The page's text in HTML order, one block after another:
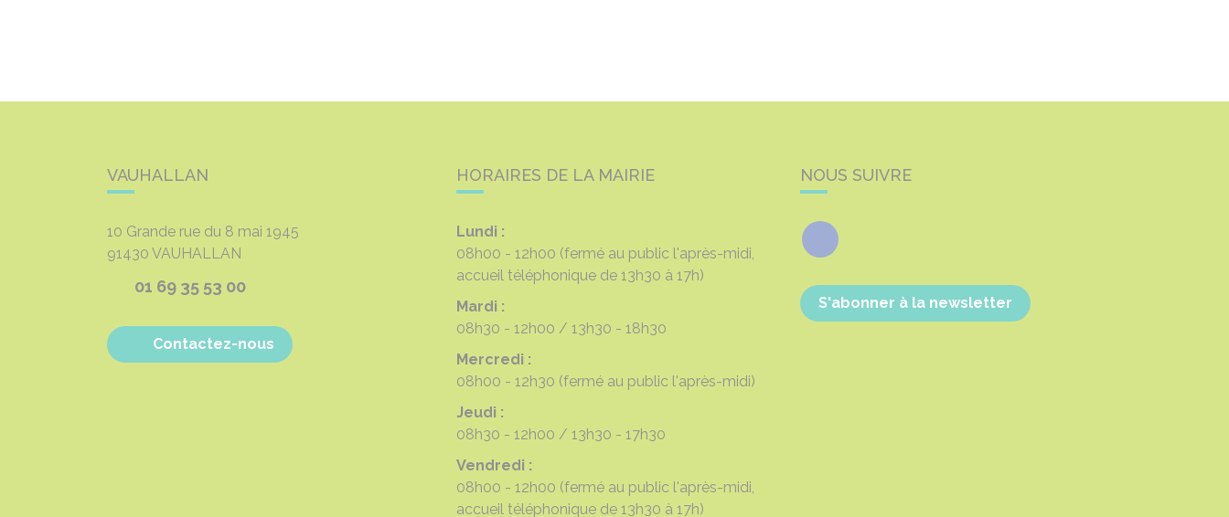
VAUHALLAN
10 Grande rue du 8 mai 1945
91430 VAUHALLAN
01 69 35 53 00
Contactez-nous
HORAIRES DE LA MAIRIE
Lundi :
08h00 - 12h00 (fermé au public l'après-midi,
accueil téléphonique de 13h30 à 17h)
Mardi :
08h30 - 12h00
13h30 - 18h30
Mercredi :
08h00 - 12h30 (fermé au public l'après-midi)
Jeudi :
08h30 - 12h00
13h30 - 17h30
Vendredi :
08h00 - 12h00 (fermé au public l'après-midi,
accueil téléphonique de 13h30 à 17h)
NOUS SUIVRE
Facebook
S'abonner à la newsletter